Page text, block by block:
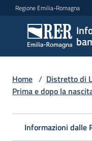
Vai al contenuto
Vai alla navigazione
Vai al footer
Regione Emilia-Romagna
Informa
famiglie
e
bambini
Argomenti
Home / Distretto di
Prima e dopo la
Informazioni dalle